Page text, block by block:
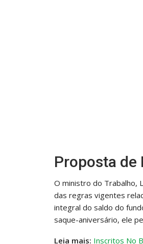
Proposta de
O ministro do Trabalho,
das regras vigentes
integral do saldo do
saque-aniversário, ele
Leia mais: Inscritos No